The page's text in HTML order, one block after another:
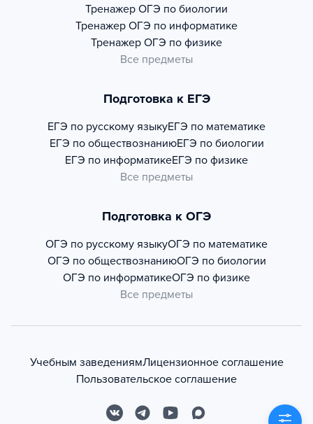
Тренажер ОГЭ по биологии
Тренажер ОГЭ по информатике
Тренажер ОГЭ по физике
Все предметы
Подготовка к ЕГЭ
ЕГЭ по русскому языкуЕГЭ по математике
ЕГЭ по обществознаниюЕГЭ по биологии
ЕГЭ по информатикеЕГЭ по физике
Все предметы
Подготовка к ОГЭ
ОГЭ по русскому языкуОГЭ по математике
ОГЭ по обществознаниюОГЭ по биологии
ОГЭ по информатикеОГЭ по физике
Все предметы
Учебным заведениямЛицензионное соглашение
Пользовательское соглашение